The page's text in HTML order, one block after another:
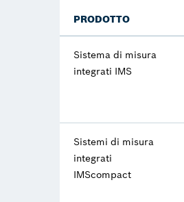
PRODOTTO
Sistema di misura
integrati IMS
Sistemi di misura
integrati
IMScompact